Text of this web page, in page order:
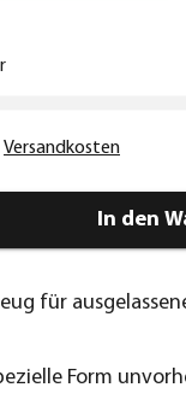
Versandkosten
In den
für
Form